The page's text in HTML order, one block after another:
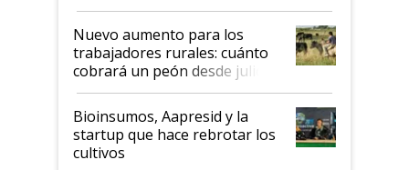
Nuevo aumento para los
trabajadores rurales: cuánto
cobrará un peón desde julio
Bioinsumos, Aapresid y la
startup que hace rebrotar los
cultivos